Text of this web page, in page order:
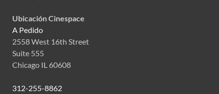
Ubicación Cinespace
A Pedido
2558 West 16th Street
Suite 555
Chicago IL 60608
312-255-8862